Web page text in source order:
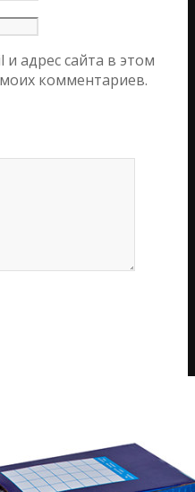
адрес сайта в этом
комментариев.